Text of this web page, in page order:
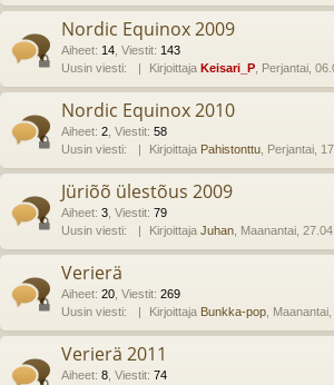
Nordic Equinox 2009
Aiheet: 14 Viestit: 143
Uusin viesti:
Kirjoittaja Keisari_P , Perjantai,
Nordic Equinox 2010
Aiheet: 2 Viestit: 58
Uusin viesti:
Kirjoittaja Pahistonttu , Perjantai,
Jüriõõ ülestõus 2009
Aiheet: 3 Viestit: 79
Uusin viesti:
Kirjoittaja Juhan , Maanantai,
Verierä
Aiheet: 20 Viestit: 269
Uusin viesti:
Kirjoittaja Bunkka-pop ,
Verierä 2011
Aiheet: 8 Viestit: 74